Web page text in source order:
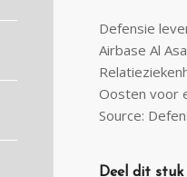
Defensie
Airbase Al
Oosten voor
Source:
Deel dit stuk